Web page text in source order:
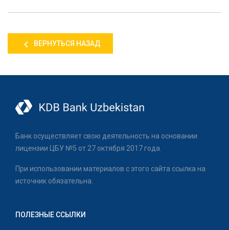
ВЕРНУТЬСЯ НАЗАД
Банк осуществляет свою деятельность на основании
лицензии ЦБУ №5 от 27 октября 2017 года.
При использовании материалов с этого сайта ссылка на
источник обязательна.
ПОЛЕЗНЫЕ ССЫЛКИ